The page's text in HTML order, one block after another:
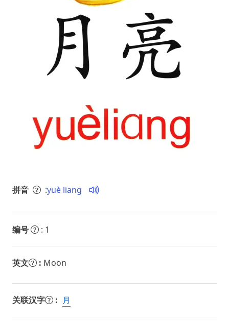
拼音 :yuè liang
编号 : 1
英文 : Moon
关联汉字 : 月